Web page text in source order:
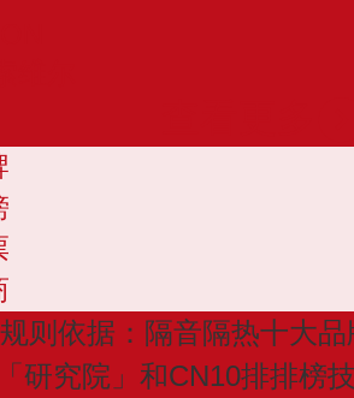
则依据：隔音隔热十大
研究院」和CN10排排榜